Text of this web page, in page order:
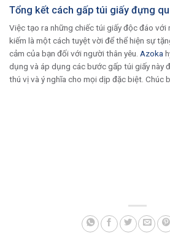
Tổng kết cách gấp túi giấy đựng
Việc tạo ra những chiếc túi giấy độc đáo với
kiếm là một cách tuyệt vời để thể hiện sự
cảm của bạn đối với người thân yêu. Azoka
dụng và áp dụng các bước gấp túi giấy này
thú vị và ý nghĩa cho mọi dịp đặc biệt. Chúc